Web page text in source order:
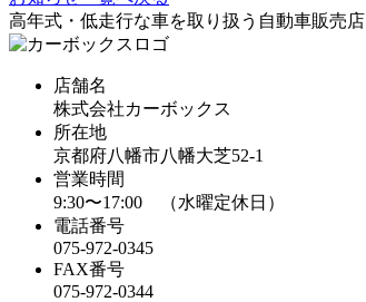
高年式・低走行な車を取り扱う自動車販売店
店舗名
株式会社カーボックス
所在地
京都府八幡市八幡大芝52-1
営業時間
9:30〜17:00 （水曜定休日）
電話番号
075-972-0345
FAX番号
075-972-0344